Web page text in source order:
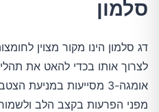
סלמון
לצרוך אותו בכדי להאט את
אומגה-3 מסייעות במניעת
מפני הפרעות בקצב הלב